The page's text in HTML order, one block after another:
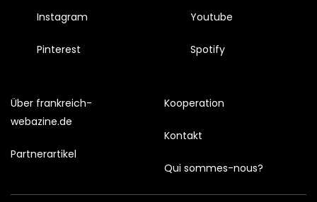
Instagram
Pinterest
Youtube
Spotify
Über frankreich-
webazine.de
Partnerartikel
Kooperation
Kontakt
Qui sommes-nous?